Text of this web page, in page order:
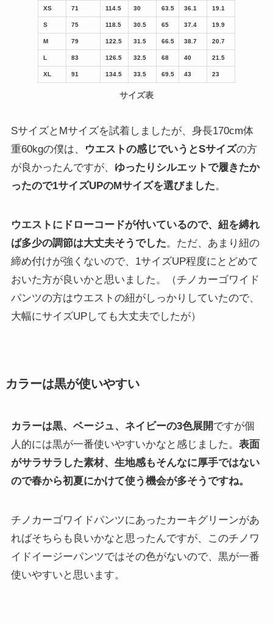
XS 71 114.5 30 63.5 36.1 19.1
S 75 118.5 30.5 65 37.4 19.9
M 79 122.5 31.5 66.5 38.7 20.7
L 83 126.5 32.5 68 40 21.5
XL 91 134.5 33.5 69.5 43 23
サイズ表
SサイズとMサイズを試着しましたが、身長170cm体
重60kgの僕は、
ウエストの感じでいうとSサイズの方
が良かったんですが、 ゆったりシルエットで履きたか
ったので1サイズUPのMサイズを選びました。
ウエストにドローコードが付いているので、紐を縛れ
ば多少の調節は大丈夫そうでした。ただ、あまり紐の
締め付けが強くないので、1サイズUP程度にとどめて
おいた方が良いかと思いました。（チノカーゴワイド
パンツの方はウエストの紐がしっかりしていたので、
大幅にサイズUPしても大丈夫でしたが）
カラーは黒が使いやすい
カラーは黒、ベージュ、ネイビーの3色展開ですが個
人的には黒が一番使いやすいかなと感じました。 表面
がサラサラした素材、生地感もそんなに厚手ではない
ので春から初夏にかけて使う機会が多そうですね。
チノカーゴワイドパンツにあったカーキグリーンがあ
ればそちらも良いかなと思ったんですが、このチノワ
イドイージーパンツではその色がないので、黒が一番
使いやすいと思います。